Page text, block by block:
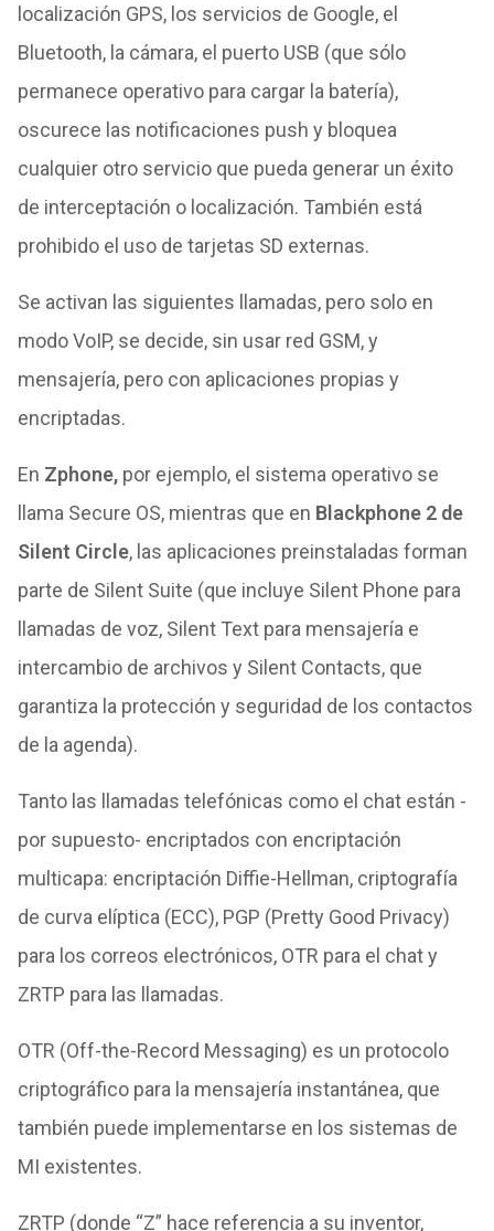
localización GPS, los servicios de Google, el
Bluetooth, la cámara, el puerto USB (que sólo
permanece operativo para cargar la batería),
oscurece las notificaciones push y bloquea
cualquier otro servicio que pueda generar un éxito
de interceptación o localización. También está
prohibido el uso de tarjetas SD externas.
Se activan las siguientes llamadas, pero solo en
modo VoIP, se decide, sin usar red GSM, y
mensajería, pero con aplicaciones propias y
encriptadas.
En Zphone,por ejemplo, el sistema operativo se
llama Secure OS, mientras que en Blackphone 2 de
Silent Circle, las aplicaciones preinstaladas forman
parte de Silent Suite (que incluye Silent Phone para
llamadas de voz, Silent Text para mensajería e
intercambio de archivos y Silent Contacts, que
garantiza la protección y seguridad de los contactos
de la agenda).
Tanto las llamadas telefónicas como el chat están -
por supuesto- encriptados con encriptación
multicapa: encriptación Diffie-Hellman, criptografía
de curva elíptica (ECC), PGP (Pretty Good Privacy)
para los correos electrónicos, OTR para el chat y
ZRTP para las llamadas.
OTR (Off-the-Record Messaging) es un protocolo
criptográfico para la mensajería instantánea, que
también puede implementarse en los sistemas de
MI existentes.
ZRTP (donde “Z” hace referencia a su inventor,